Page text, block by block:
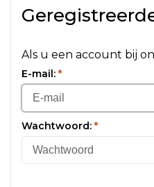
Als u een account bij
E-mail: *
Wachtwoord: *